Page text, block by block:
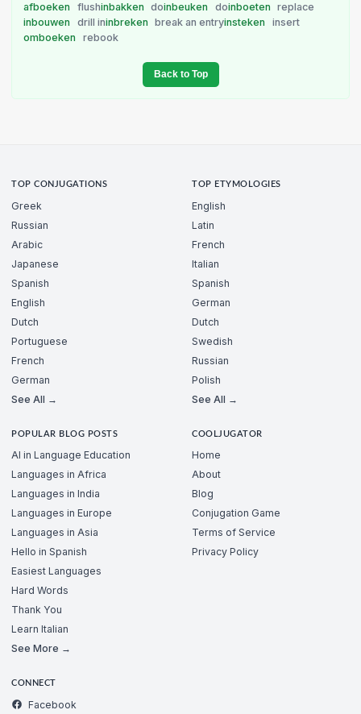
afboeken flushinbakken doinbeuken doinboeten
replace
inbouwen
drill ininbreken break an entryinsteken
insert
omboeken
rebook
Back to Top
TOP CONJUGATIONS
Greek
Russian
Arabic
Japanese
Spanish
English
Dutch
Portuguese
French
German
See All →
TOP ETYMOLOGIES
English
Latin
French
Italian
Spanish
German
Dutch
Swedish
Russian
Polish
See All →
POPULAR BLOG POSTS
AI in Language Education
Languages in Africa
Languages in India
Languages in Europe
Languages in Asia
Hello in Spanish
Easiest Languages
Hard Words
Thank You
Learn Italian
See More →
COOLJUGATOR
Home
About
Blog
Conjugation Game
Terms of Service
Privacy Policy
CONNECT
Facebook